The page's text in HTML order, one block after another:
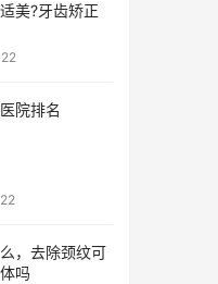
美?牙齿矫正
院排名
，去除颈纹可
吗